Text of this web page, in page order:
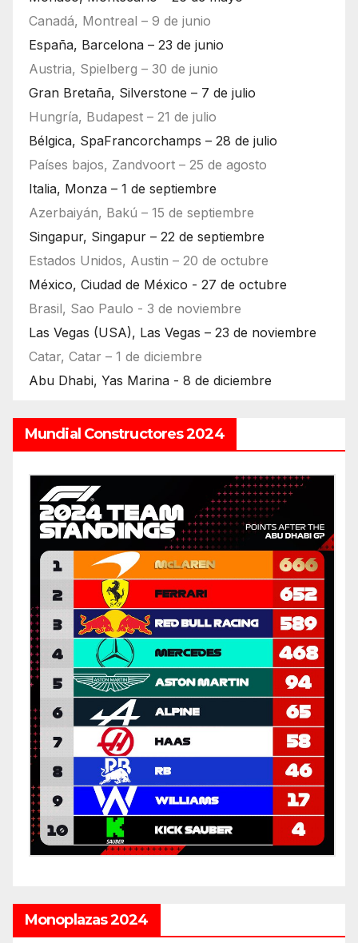
Canadá, Montreal – 9 de junio
España, Barcelona – 23 de junio
Austria, Spielberg – 30 de junio
Gran Bretaña, Silverstone – 7 de julio
Hungría, Budapest – 21 de julio
Bélgica, SpaFrancorchamps – 28 de julio
Países bajos, Zandvoort – 25 de agosto
Italia, Monza – 1 de septiembre
Azerbaiyán, Bakú – 15 de septiembre
Singapur, Singapur – 22 de septiembre
Estados Unidos, Austin – 20 de octubre
México, Ciudad de México - 27 de octubre
Brasil, Sao Paulo - 3 de noviembre
Las Vegas (USA), Las Vegas – 23 de noviembre
Catar, Catar – 1 de diciembre
Abu Dhabi, Yas Marina - 8 de diciembre
Mundial Constructores 2024
Monoplazas 2024